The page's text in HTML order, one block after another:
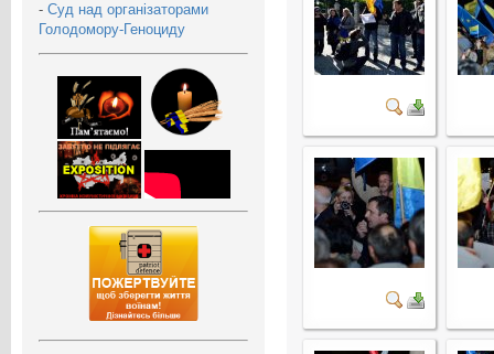
- Суд над організаторами
Голодомору-Геноциду